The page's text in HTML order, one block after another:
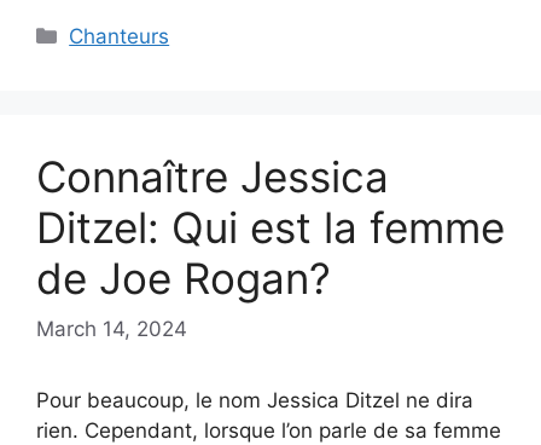
Categories
Chanteurs
Connaître Jessica
Ditzel: Qui est la femme
de Joe Rogan?
March 14, 2024
Pour beaucoup, le nom Jessica Ditzel ne dira
rien. Cependant, lorsque l’on parle de sa femme